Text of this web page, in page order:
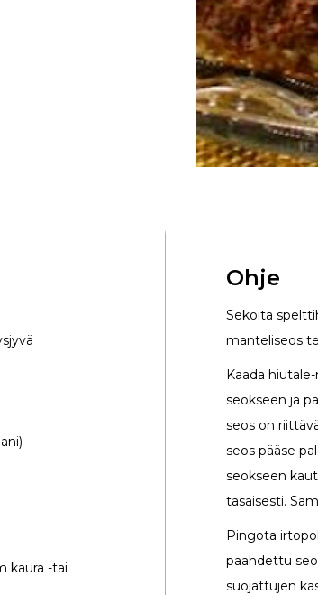
kaura -tai
Ohje
Sekoita
manteliseos
Kaada
seokseen ja
seos on
seos pääse
seokseen
tasaisesti.
Pingota
paahdettu
suojattujen